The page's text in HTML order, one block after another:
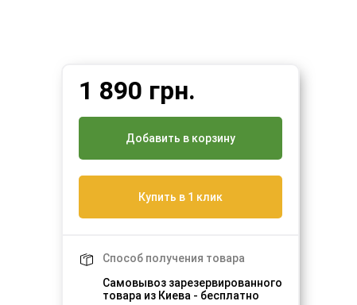
1 890 грн.
Добавить в корзину
Купить в 1 клик
Способ получения товара
Самовывоз зарезервированного
товара из Киева - бесплатно